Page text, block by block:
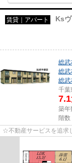
賃貸｜アパート Ks
総武
総武
総武
千葉
7.1
築年
階数
☆不動産サービスを追求